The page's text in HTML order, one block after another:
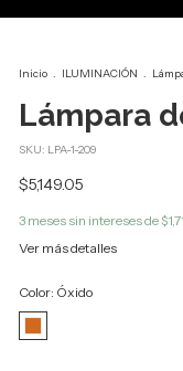
Inicio . ILUMINACIÓN .
Lámpara
SKU: LPA-1-209
$5,149.05
3 meses sin intereses de
Ver más detalles
Color: Óxido